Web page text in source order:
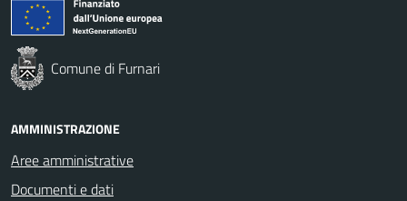
Comune di Furnari
AMMINISTRAZIONE
Aree amministrative
Documenti e dati